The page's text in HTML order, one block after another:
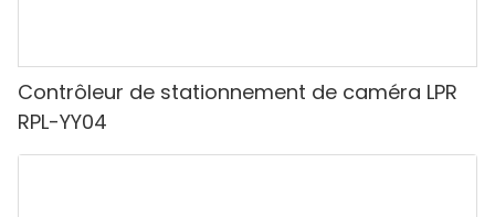
Contrôleur de stationnement de caméra LPR
RPL-YY04